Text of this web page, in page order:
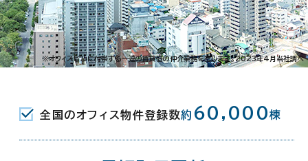
市繁本町5-3
※オフィスビルに付帯する一連の賃貸借の仲介業務を指します。2023年4月当社調べ
全国のオフィス物件登録数約 60,000棟